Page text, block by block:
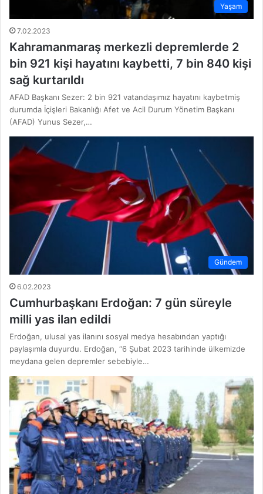
Yaşam
7.02.2023
Kahramanmaraş merkezli depremlerde 2
bin 921 kişi hayatını kaybetti, 7 bin 840 kişi
sağ kurtarıldı
AFAD Başkanı Sezer: 2 bin 921 vatandaşımız hayatını kaybetmiş
durumda İçişleri Bakanlığı Afet ve Acil Durum Yönetim Başkanı
(AFAD) Yunus Sezer,…
Gündem
6.02.2023
Cumhurbaşkanı Erdoğan: 7 gün süreyle
milli yas ilan edildi
Erdoğan, ulusal yas ilanını sosyal medya hesabından yaptığı
paylaşımla duyurdu. Erdoğan, “6 Şubat 2023 tarihinde ülkemizde
meydana gelen depremler sebebiyle…